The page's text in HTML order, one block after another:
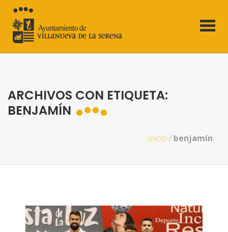
ARCHIVOS CON ETIQUETA:
BENJAMÍN
Inicio / benjamín